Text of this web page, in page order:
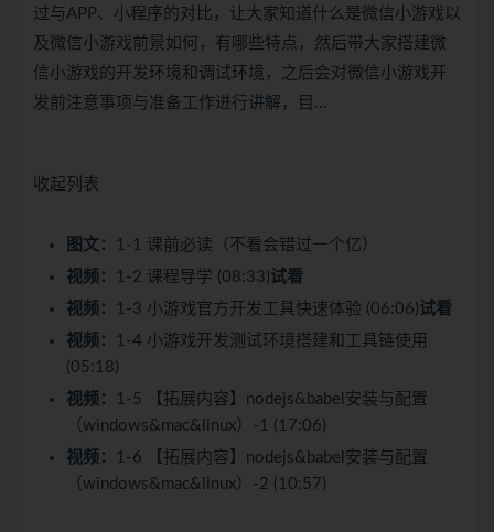
过与APP、小程序的对比，让大家知道什么是微信小游戏以
及微信小游戏前景如何，有哪些特点，然后带大家搭建微
信小游戏的开发环境和调试环境，之后会对微信小游戏开
发前注意事项与准备工作进行讲解，目…
收起列表
图文：
1-1 课前必读（不看会错过一个亿）
视频：
1-2 课程导学 (08:33)试看
视频：
1-3 小游戏官方开发工具快速体验 (06:06)试看
视频：
1-4 小游戏开发测试环境搭建和工具链使用
(05:18)
视频：
1-5 【拓展内容】nodejs&babel安装与配置
（windows&mac&linux）-1 (17:06)
视频：
1-6 【拓展内容】nodejs&babel安装与配置
（windows&mac&linux）-2 (10:57)